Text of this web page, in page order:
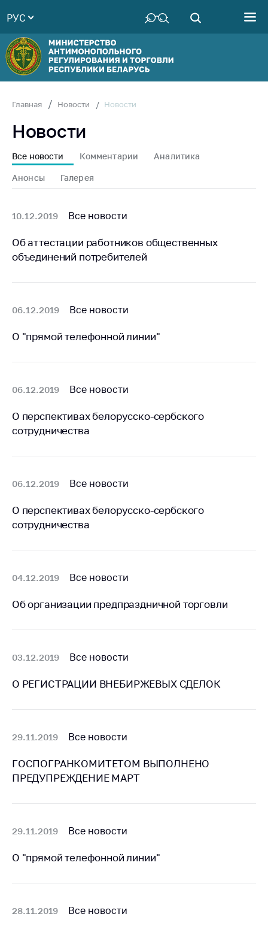
Руководство
Структура
Министерства
Территориальные
Законодательство
Антикоррупционная
деятельность
совет
Соискателям
Награждения
товарная биржа
жизнь
Официальные
геральдические
символы
Ценовая политика
Антимонопольное
регулирование и
конкуренция
Регулирование и
Защита прав
рекламной
Международное
нетарифного
Биржевая торговля
Беларусь
Защита
персональных
РУС
Главная Новости Новости
Новости
Все новости Комментарии Аналитика
Анонсы Галерея
10.12.2019 Все новости
Об аттестации работников общественных
объединений потребителей
06.12.2019 Все новости
О "прямой телефонной линии"
06.12.2019 Все новости
О перспективах белорусско-сербского
сотрудничества
06.12.2019 Все новости
О перспективах белорусско-сербского
сотрудничества
04.12.2019 Все новости
Об организации предпраздничной торговли
03.12.2019 Все новости
О РЕГИСТРАЦИИ ВНЕБИРЖЕВЫХ СДЕЛОК
29.11.2019 Все новости
ГОСПОГРАНКОМИТЕТОМ ВЫПОЛНЕНО
ПРЕДУПРЕЖДЕНИЕ МАРТ
29.11.2019 Все новости
О "прямой телефонной линии"
28.11.2019 Все новости